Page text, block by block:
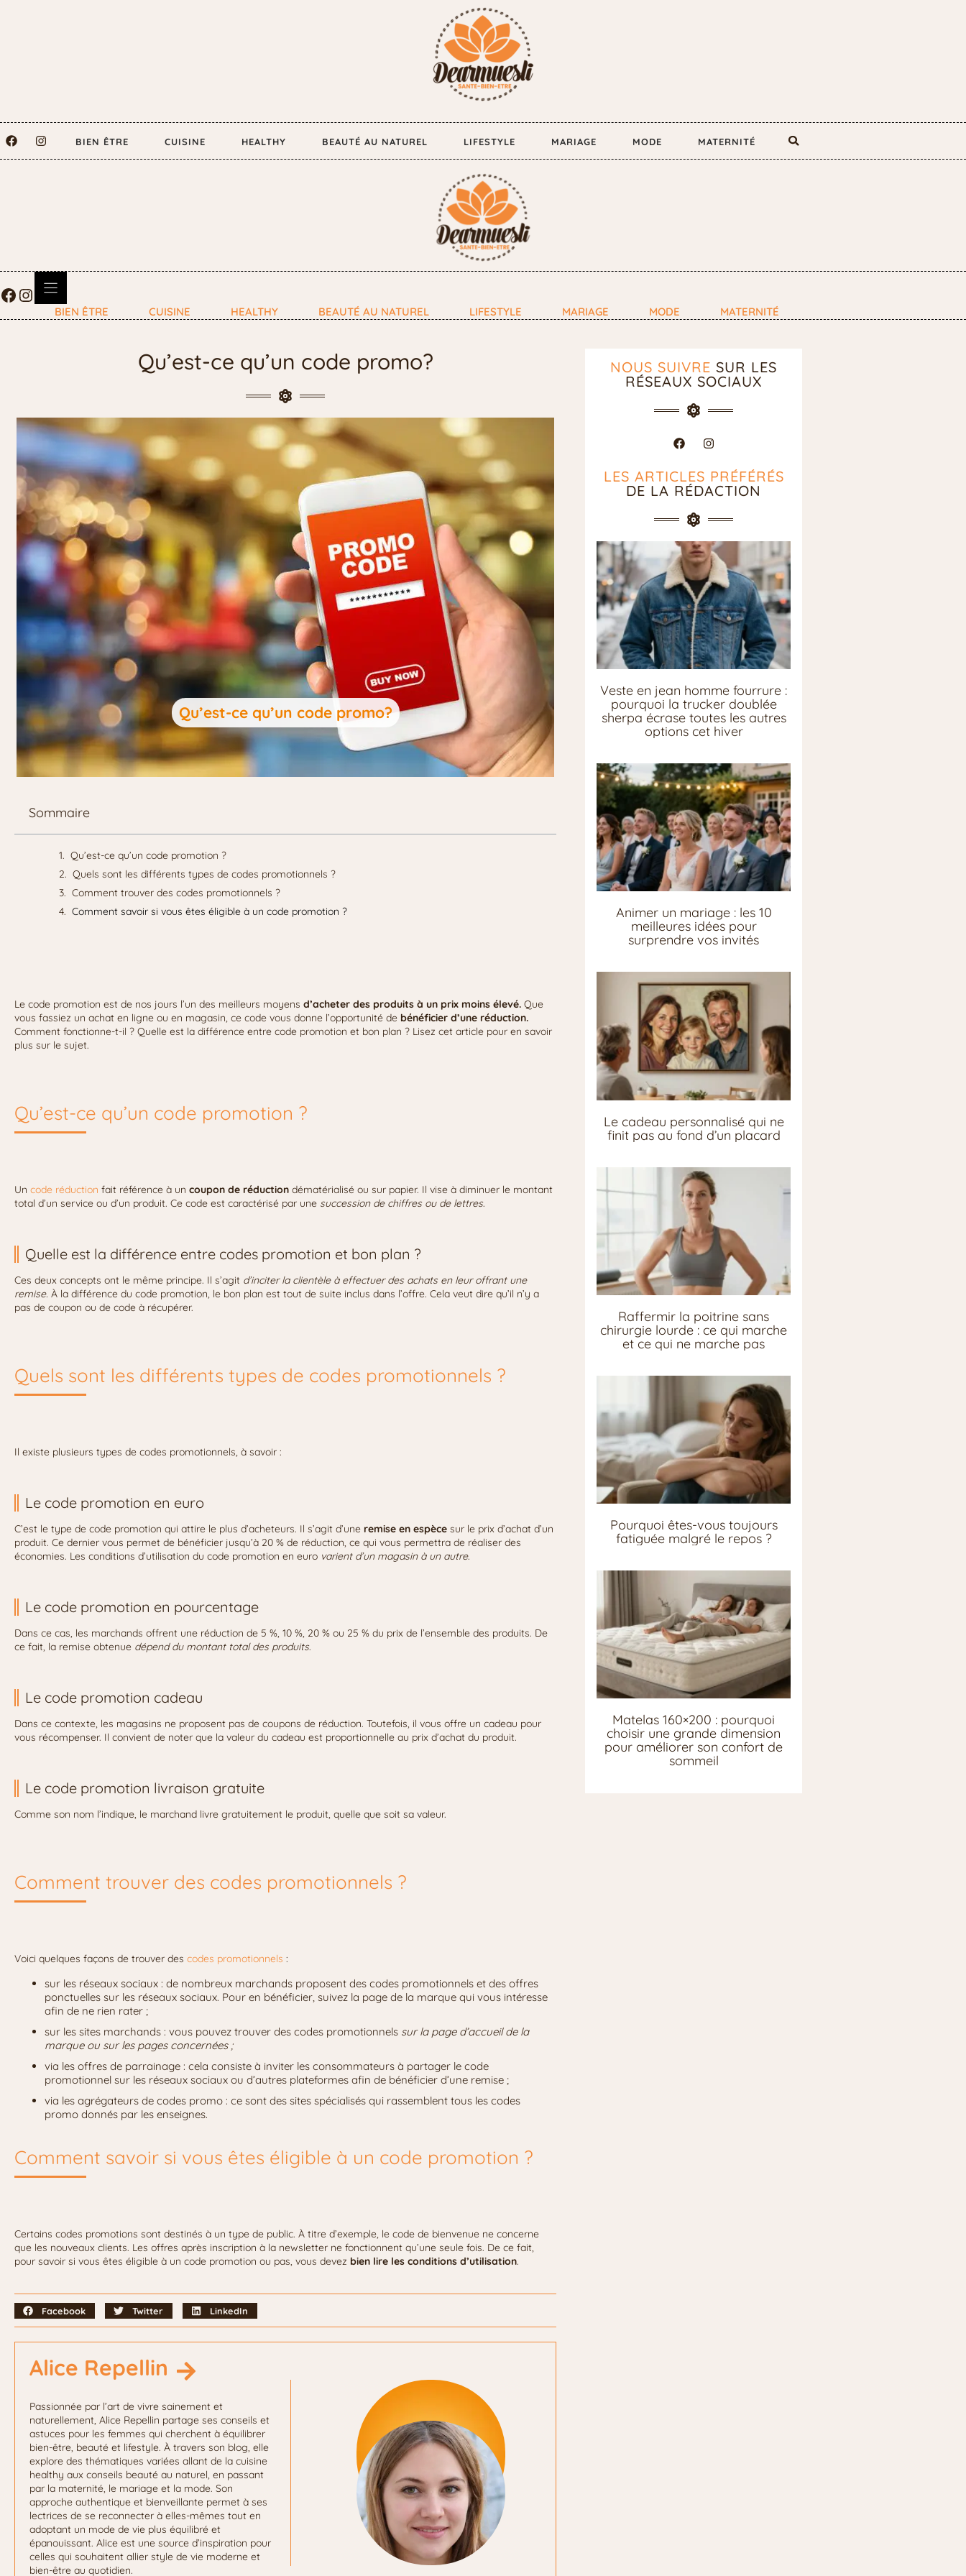
BIEN ÊTRE CUISINE HEALTHY BEAUTÉ AU NATUREL LIFESTYLE MARIAGE MODE MATERNITÉ
BIEN ÊTRE CUISINE HEALTHY BEAUTÉ AU NATUREL LIFESTYLE MARIAGE MODE MATERNITÉ
Qu’est-ce qu’un code promo?
Qu’est-ce qu’un code promo?
Sommaire
Qu’est-ce qu’un code promotion ?
Quels sont les différents types de codes promotionnels ?
Comment trouver des codes promotionnels ?
Comment savoir si vous êtes éligible à un code promotion ?
Le code promotion est de nos jours l’un des meilleurs moyens d’acheter des produits à un prix moins élevé. Que
vous fassiez un achat en ligne ou en magasin, ce code vous donne l’opportunité de bénéficier d’une réduction.
Comment fonctionne-t-il ? Quelle est la différence entre code promotion et bon plan ? Lisez cet article pour en savoir
plus sur le sujet.
Qu’est-ce qu’un code promotion ?
Un code réduction fait référence à un coupon de réduction dématérialisé ou sur papier. Il vise à diminuer le montant
total d’un service ou d’un produit. Ce code est caractérisé par une succession de chiffres ou de lettres.
Quelle est la différence entre codes promotion et bon plan ?
Ces deux concepts ont le même principe. Il s’agit d’inciter la clientèle à effectuer des achats en leur offrant une
remise. À la différence du code promotion, le bon plan est tout de suite inclus dans l’offre. Cela veut dire qu’il n’y a
pas de coupon ou de code à récupérer.
Quels sont les différents types de codes promotionnels ?
Il existe plusieurs types de codes promotionnels, à savoir :
Le code promotion en euro
C’est le type de code promotion qui attire le plus d’acheteurs. Il s’agit d’une remise en espèce sur le prix d’achat d’un
produit. Ce dernier vous permet de bénéficier jusqu’à 20 % de réduction, ce qui vous permettra de réaliser des
économies. Les conditions d’utilisation du code promotion en euro varient d’un magasin à un autre.
Le code promotion en pourcentage
Dans ce cas, les marchands offrent une réduction de 5 %, 10 %, 20 % ou 25 % du prix de l’ensemble des produits. De
ce fait, la remise obtenue dépend du montant total des produits.
Le code promotion cadeau
Dans ce contexte, les magasins ne proposent pas de coupons de réduction. Toutefois, il vous offre un cadeau pour
vous récompenser. Il convient de noter que la valeur du cadeau est proportionnelle au prix d’achat du produit.
Le code promotion livraison gratuite
Comme son nom l’indique, le marchand livre gratuitement le produit, quelle que soit sa valeur.
Comment trouver des codes promotionnels ?
Voici quelques façons de trouver des codes promotionnels :
sur les réseaux sociaux : de nombreux marchands proposent des codes promotionnels et des offres
ponctuelles sur les réseaux sociaux. Pour en bénéficier, suivez la page de la marque qui vous intéresse
afin de ne rien rater ;
sur les sites marchands : vous pouvez trouver des codes promotionnels sur la page d’accueil de la
marque ou sur les pages concernées ;
via les offres de parrainage : cela consiste à inviter les consommateurs à partager le code
promotionnel sur les réseaux sociaux ou d’autres plateformes afin de bénéficier d’une remise ;
via les agrégateurs de codes promo : ce sont des sites spécialisés qui rassemblent tous les codes
promo donnés par les enseignes.
Comment savoir si vous êtes éligible à un code promotion ?
Certains codes promotions sont destinés à un type de public. À titre d’exemple, le code de bienvenue ne concerne
que les nouveaux clients. Les offres après inscription à la newsletter ne fonctionnent qu’une seule fois. De ce fait,
pour savoir si vous êtes éligible à un code promotion ou pas, vous devez bien lire les conditions d’utilisation.
Facebook Twitter LinkedIn
Alice Repellin
Passionnée par l’art de vivre sainement et
naturellement, Alice Repellin partage ses conseils et
astuces pour les femmes qui cherchent à équilibrer
bien-être, beauté et lifestyle. À travers son blog, elle
explore des thématiques variées allant de la cuisine
healthy aux conseils beauté au naturel, en passant
par la maternité, le mariage et la mode. Son
approche authentique et bienveillante permet à ses
lectrices de se reconnecter à elles-mêmes tout en
adoptant un mode de vie plus équilibré et
épanouissant. Alice est une source d’inspiration pour
celles qui souhaitent allier style de vie moderne et
bien-être au quotidien.
NOUS SUIVRE SUR LES
RÉSEAUX SOCIAUX
LES ARTICLES PRÉFÉRÉS
DE LA RÉDACTION
Veste en jean homme fourrure :
pourquoi la trucker doublée
sherpa écrase toutes les autres
options cet hiver
Animer un mariage : les 10
meilleures idées pour
surprendre vos invités
Le cadeau personnalisé qui ne
finit pas au fond d’un placard
Raffermir la poitrine sans
chirurgie lourde : ce qui marche
et ce qui ne marche pas
Pourquoi êtes-vous toujours
fatiguée malgré le repos ?
Matelas 160×200 : pourquoi
choisir une grande dimension
pour améliorer son confort de
sommeil